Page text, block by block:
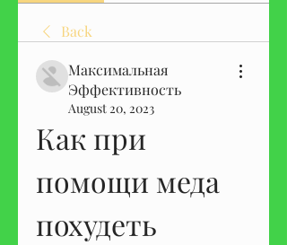
Back
Максимальная
Эффективность
August 20, 2023
Как при
помощи меда
похудеть